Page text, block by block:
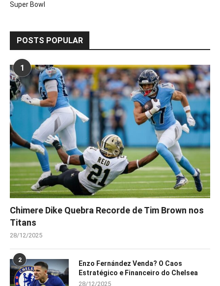
Super Bowl
POSTS POPULAR
1
Chimere Dike Quebra Recorde de Tim Brown nos
Titans
28/12/2025
2
Enzo Fernández Venda? O Caos
Estratégico e Financeiro do Chelsea
28/12/2025